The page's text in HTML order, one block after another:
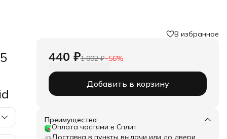
В избранное
440 ₽1 002 ₽−56%
Добавить в корзину
Преимущества
Оплата частями в Сплит
Доставка в пункты выдачи или до двери